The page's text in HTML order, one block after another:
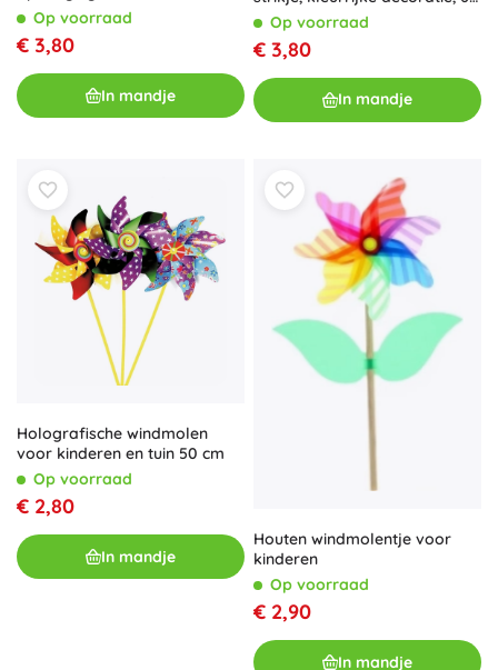
Op voorraad
€ 3,80
In mandje
stuksOp voorraad
€ 3,80
In mandje
Holografische windmolen
voor kinderen en tuin 50 cm
Op voorraad
€ 2,80
In mandje
Houten windmolentje voor
kinderen
Op voorraad
€ 2,90
In mandje